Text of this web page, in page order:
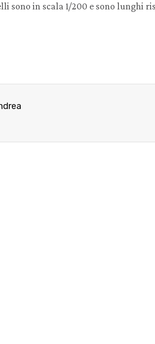
sono in scala 1/200 e sono lunghi